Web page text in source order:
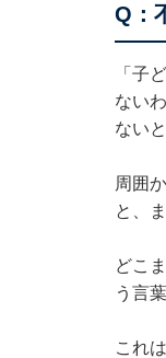
Q：
「子
ない
ない
周囲
と、
どこ
う言
これ